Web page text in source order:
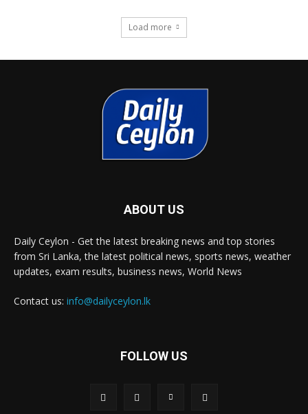
Load more
ABOUT US
Daily Ceylon - Get the latest breaking news and top stories
from Sri Lanka, the latest political news, sports news, weather
updates, exam results, business news, World News
Contact us: info@dailyceylon.lk
FOLLOW US